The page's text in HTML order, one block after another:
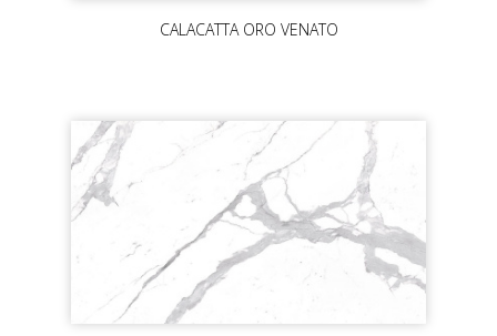
CALACATTA ORO VENATO